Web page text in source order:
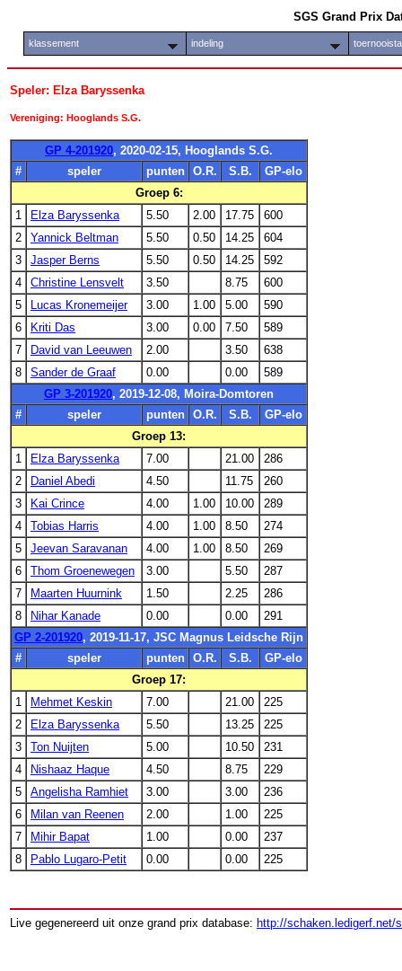
SGS Grand Prix
klassement indeling
Speler: Elza Baryssenka
Vereniging: Hooglands S.G.
GP 4-201920, 2020-02-15, Hooglands S.G.
#
speler punten O.R. S.B.
GP-elo
Groep 6:
1
Elza Baryssenka 5.50 2.00 17.75
600
2
Yannick Beltman 5.50 0.50 14.25
604
3
Jasper Berns 5.50 0.50 14.25
592
4
Christine Lensvelt 3.50 8.75
600
5
Lucas Kronemeijer 3.00 1.00 5.00
590
6
Kriti Das 3.00 0.00 7.50
589
7
David van Leeuwen 2.00 3.50
638
8
Sander de Graaf 0.00 0.00
589
GP 3-201920, 2019-12-08, Moira-Domtoren
#
speler punten O.R. S.B.
GP-elo
Groep 13:
1
Elza Baryssenka 7.00 21.00
286
2
Daniel Abedi 4.50 11.75
260
3
Kai Crince 4.00 1.00 10.00
289
4
Tobias Harris 4.00 1.00 8.50
274
5
Jeevan Saravanan 4.00 1.00 8.50
269
6
Thom Groenewegen 3.00 5.50
287
7
Maarten Huurnink 1.50 2.25
286
8
Nihar Kanade 0.00 0.00
291
GP 2-201920, 2019-11-17, JSC Magnus Leidsche Rijn
#
speler punten O.R. S.B.
GP-elo
Groep 17:
1
Mehmet Keskin 7.00 21.00
225
2
Elza Baryssenka 5.50 13.25
225
3
Ton Nuijten 5.00 10.50
231
4
Nishaaz Haque 4.50 8.75
229
5
Angelisha Ramhiet 3.00 3.00
236
6
Milan van Reenen 2.00 1.00
225
7
Mihir Bapat 1.00 0.00
237
8
Pablo Lugaro-Petit 0.00 0.00 225
Live gegenereerd uit onze grand prix database: http://schaken.ledigerf.net/